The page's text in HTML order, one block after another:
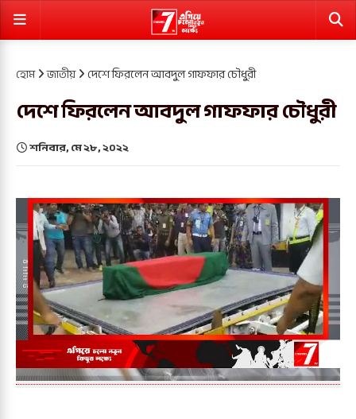
হোম জাতীয় দেশে ফিরলেন আবদুল গাফফার চৌধুরী
দেশে ফিরলেন আবদুল গাফফার চৌধুরী
শনিবার, মে ২৮, ২০২২